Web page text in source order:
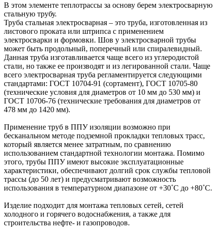
В этом элементе теплотрассы за основу берем электросварную
стальную трубу.
Труба стальная электросварная – это труба, изготовленная из
листового проката или штрипса с применением
электросварки и формовки. Шов у электросварной трубы
может быть продольный, поперечный или спиралевидный.
Данная труба изготавливается чаще всего из углеродистой
стали, но также ее производят и из легированной стали. Чаще
всего электросварная труба регламентируется следующими
стандартами: ГОСТ 10704-91 (сортамент), ГОСТ 10705-80
(технические условия для диаметров от 10 мм до 530 мм) и
ГОСТ 10706-76 (технические требования для диаметров от
478 мм до 1420 мм).
Применение труб в ППУ изоляции возможно при
бесканальном методе подземной прокладки тепловых трасс,
который является менее затратным, по сравнению
использованием стандартной технологии монтажа. Помимо
этого, трубы ППУ имеют высокие эксплуатационные
характеристики, обеспечивают долгий срок службы тепловой
трассы (до 50 лет) и предусматривают возможность
использования в температурном диапазоне от +30˚C до +80˚C.
Изделие подходит для монтажа тепловых сетей, сетей
холодного и горячего водоснабжения, а также для
строительства нефте- и газопроводов.